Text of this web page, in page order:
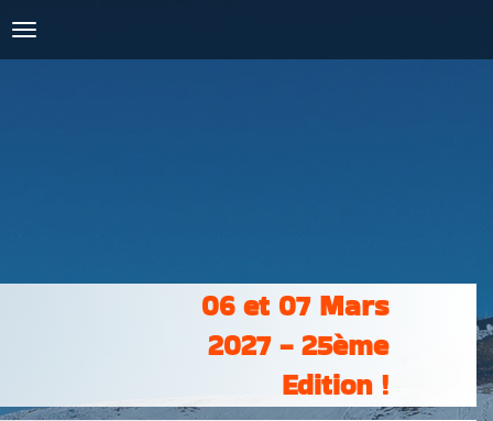
PHOTOS &
06 et 07 Mars
2027 - 25ème
Edition !